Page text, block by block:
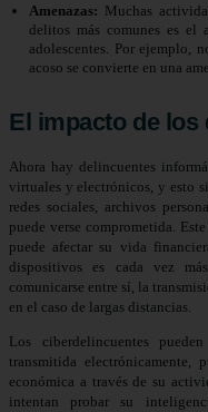
Amenazas: Muchas
delitos más comunes es el
adolescentes. Por ejemplo,
acoso se convierte en una
El impacto de
Ahora hay delincuentes
virtuales y electrónicos, y esto
redes sociales, archivos
puede verse comprometida.
puede afectar su vida
dispositivos es cada vez
comunicarse entre sí, la
en el caso de largas distancias.
Los ciberdelincuentes
transmitida electrónicamente,
económica a través de su
intentan probar su